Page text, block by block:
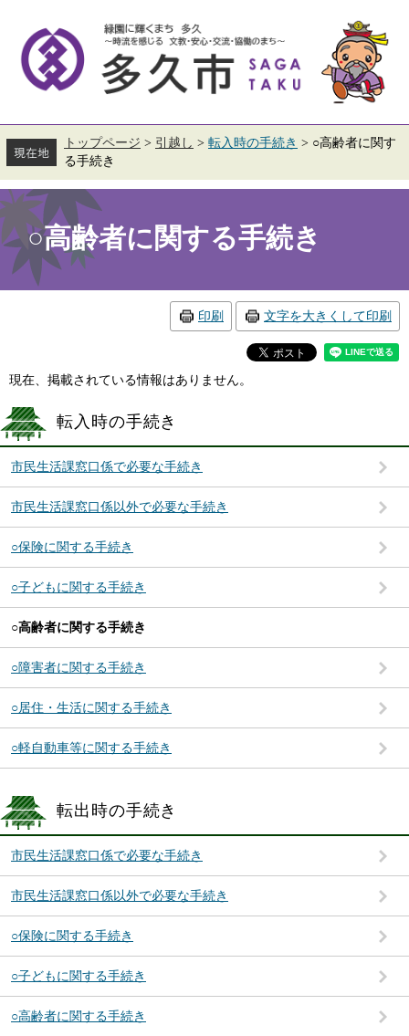
す。
し
て
へ
トップページ > 引越し > 転入時の手続き > ○高齢者に関す
る手続き
転入時の手続き
市民生活課窓口係で必要な手続き
市民生活課窓口係以外で必要な手続き
○保険に関する手続き
○子どもに関する手続き
○高齢者に関する手続き
○障害者に関する手続き
○居住・生活に関する手続き
○軽自動車等に関する手続き
転出時の手続き
市民生活課窓口係で必要な手続き
市民生活課窓口係以外で必要な手続き
○保険に関する手続き
○子どもに関する手続き
○高齢者に関する手続き
本
文
○高齢者に関する手続き
印刷 文字を大きくして印刷
現在、掲載されている情報はありません。